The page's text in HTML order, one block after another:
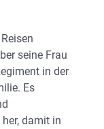
seine Frau
in der
Es
damit in